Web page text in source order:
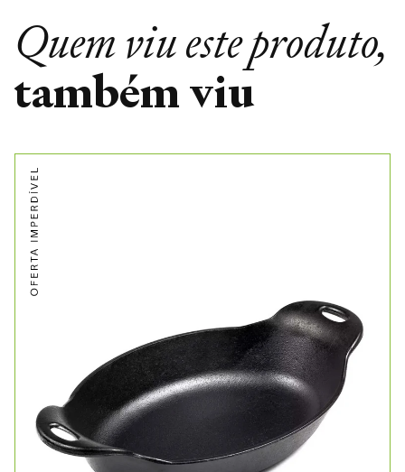
Quem viu este produto,
também viu